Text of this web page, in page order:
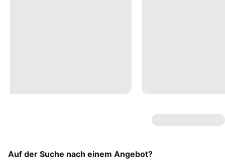
Auf der Suche nach einem Angebot?